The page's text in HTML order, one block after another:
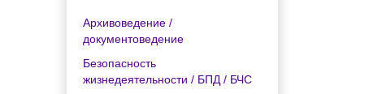
Архивоведение /
документоведение
Безопасность
жизнедеятельности / БПД / БЧС